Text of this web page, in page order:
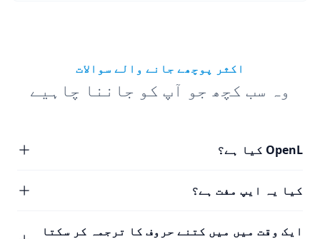
اکثر پوچھے جانے والے سوالات
وہ سب کچھ جو آپ کو جاننا چاہیے
OpenL کیا ہے؟
کیا یہ ایپ مفت ہے؟
ایک وقت میں میں کتنے حروف کا ترجمہ کر سکتا